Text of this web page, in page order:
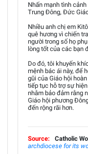
Nhấn mạnh tình
Trung Đông, Đức
Nhiều anh chị em
quê hương vì chiến
người trong số họ
lòng tốt của các bạn
Do đó, tôi khuyến
mệnh bác ái này, để
gũi của Giáo hội
tiếp tục hỗ trợ sự
nhằm bảo đảm rằng
Giáo hội phương
đến rộng rãi hơn.
Source: Catholic
archdiocese for its